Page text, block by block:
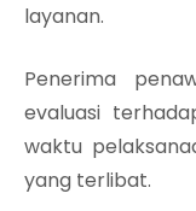
layanan.
Penerima
evaluasi
waktu
yang terlibat.